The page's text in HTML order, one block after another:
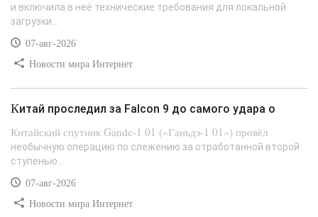
и включила в неё технические требования для локальной
загрузки...
07-авг-2026
Новости мира Интернет
Китай проследил за Falcon 9 до самого удара о
Китайский спутник Gande-1 01 («Ганьдэ-1 01») провёл
необычную операцию по слежению за отработанной второй
ступенью...
07-авг-2026
Новости мира Интернет